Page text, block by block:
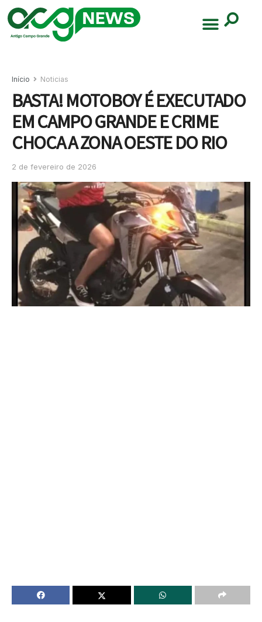
Início Noticias
BASTA! MOTOBOY É EXECUTADO
EM CAMPO GRANDE E CRIME
CHOCA A ZONA OESTE DO RIO
2 de fevereiro de 2026